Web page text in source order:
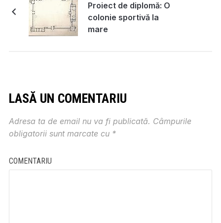
Proiect de diplomă: O
colonie sportivă la
mare
LASĂ UN COMENTARIU
Adresa ta de email nu va fi publicată. Câmpurile
obligatorii sunt marcate cu *
COMENTARIU